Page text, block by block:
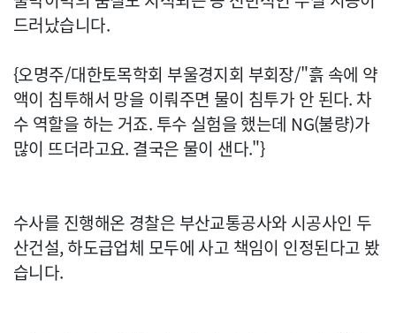
드러났습니다.
{오명주/대한토목학회 부울경지회 부회장/"흙 속에 약
액이 침투해서 망을 이뤄주면 물이 침투가 안 된다. 차
수 역할을 하는 거죠. 투수 실험을 했는데 NG(불량)가
많이 뜨더라고요. 결국은 물이 샌다."}
수사를 진행해온 경찰은 부산교통공사와 시공사인 두
산건설, 하도급업체 모두에 사고 책임이 인정된다고 봤
습니다.